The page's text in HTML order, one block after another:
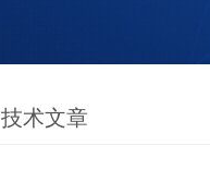
技术文章